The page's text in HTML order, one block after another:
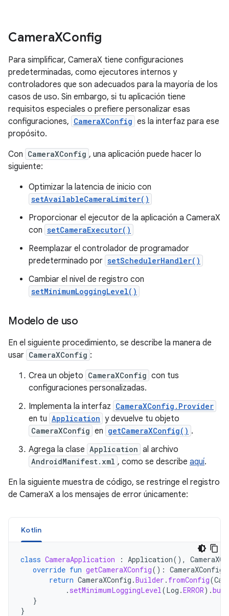
CameraXConfig
Para simplificar, CameraX tiene configuraciones
predeterminadas, como ejecutores internos y
controladores que son adecuados para la mayoría de los
casos de uso. Sin embargo, si tu aplicación tiene
requisitos especiales o prefiere personalizar esas
configuraciones, CameraXConfig es la interfaz para ese
propósito.
Con CameraXConfig , una aplicación puede hacer lo
siguiente:
Optimizar la latencia de inicio con
setAvailableCameraLimiter()
Proporcionar el ejecutor de la aplicación a CameraX
con setCameraExecutor()
Reemplazar el controlador de programador
predeterminado por setSchedulerHandler()
Cambiar el nivel de registro con
setMinimumLoggingLevel()
Modelo de uso
En el siguiente procedimiento, se describe la manera de
usar CameraXConfig :
Crea un objeto CameraXConfig con tus
configuraciones personalizadas.
Implementa la interfaz CameraXConfig.Provider
en tu Application y devuelve tu objeto
CameraXConfig en getCameraXConfig() .
Agrega la clase Application al archivo
AndroidManifest.xml , como se describe aquí.
En la siguiente muestra de código, se restringe el registro
de CameraX a los mensajes de error únicamente:
Kotlin
class CameraApplication : Application(),
override fun getCameraXConfig(): CameraXConfig
return CameraXConfig .Builder . fromConfig(
. setMinimumLoggingLevel(Log .ERROR).
}
}